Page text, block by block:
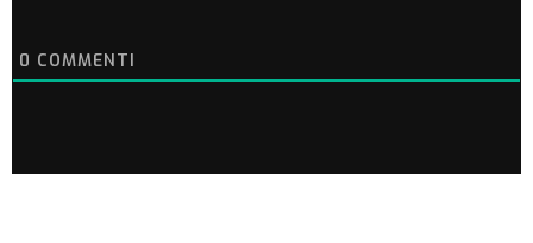
0 COMMENTI